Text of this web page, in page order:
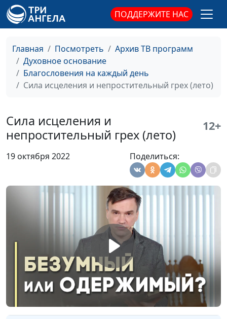
ПОДДЕРЖИТЕ НАС
Главная Посмотреть
Архив ТВ программ
Духовное основание
Благословения на каждый день
Сила исцеления и непростительный грех (лето)
Сила исцеления и
непростительный грех (лето)
12+
19 октября 2022 Поделиться:
Притча о сеятеле
(осень)
Дмитрий Булатов,
священнослужитель
#396
Притча о сеятеле (лето)
Дмитрий Булатов,
Притча о сеятеле
Дмитрий Булатов,
#394
Притча о сеятеле
(весна)
близких? (осень)
священнослужитель
близких? (лето)
священнослужитель
Отрёкся ли Христос от
близких? (зима)
Дмитрий Булатов,
священнослужитель
Отрёкся ли Христос от
близких? (весна)
Дмитрий Булатов,
священнослужитель
Сила исцеления и
непростительный грех
(осень)
Дмитрий Булатов,
священнослужитель
#388